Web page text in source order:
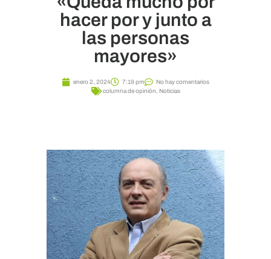
hacer por y junto a
las personas
mayores»
enero 2, 2024 7:19 pm
No hay comentarios
columna de opinión
Noticias